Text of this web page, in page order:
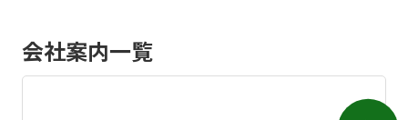
会社案内一覧